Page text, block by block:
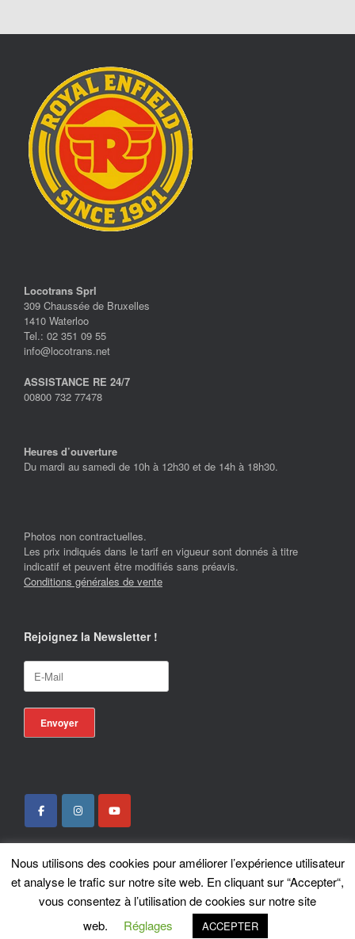
Locotrans Sprl
309 Chaussée de Bruxelles
1410 Waterloo
Tel.: 02 351 09 55
info@locotrans.net
ASSISTANCE RE 24/7
00800 732 77478
Heures d’ouverture
Du mardi au samedi de 10h à 12h30 et de 14h à 18h30.
Photos non contractuelles.
Les prix indiqués dans le tarif en vigueur sont donnés à titre
indicatif et peuvent être modifiés sans préavis.
Conditions générales de vente
Rejoignez la Newsletter !
Locotrans SPRL - Exclusive Store Royal Enfield - Royal Enfield Brussels - ©
2026
ASiteOrigin Theme
Nous utilisons des cookies pour améliorer l’expérience utilisateur
et analyse le trafic sur notre site web. En cliquant sur “Accepter“,
vous consentez à l’utilisation de cookies sur notre site
web.
Réglages ACCEPTER